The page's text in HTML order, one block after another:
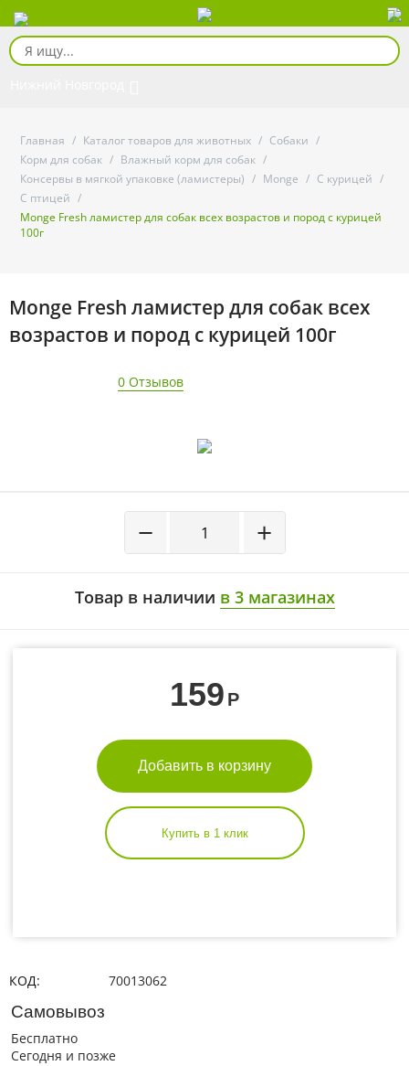
Главная / Каталог товаров для животных / Собаки /
Корм для собак / Влажный корм для собак /
Консервы в мягкой упаковке (ламистеры) / Monge / С курицей /
С птицей /
Monge Fresh ламистер для собак всех возрастов и пород с курицей
100г
Monge Fresh ламистер для собак всех
возрастов и пород с курицей 100г
0 Отзывов
+
−
Товар в наличии в 3 магазинах
159 Р
Добавить в корзину
Купить в 1 клик
КОД: 70013062
Самовывоз
Бесплатно
Сегодня и позже